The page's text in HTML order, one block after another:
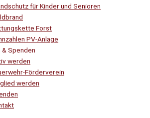
für Kinder und Senioren
Forst
PV-Anlage
Spenden
werden
Förderverein
werden